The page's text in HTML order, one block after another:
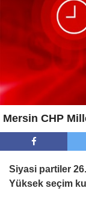
Mersin CHP
Siyasi partiler
Yüksek seçim